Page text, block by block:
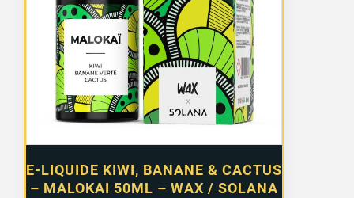
E-LIQUIDE KIWI, BANANE & CACTUS
– MALOKAI 50ML – WAX / SOLANA